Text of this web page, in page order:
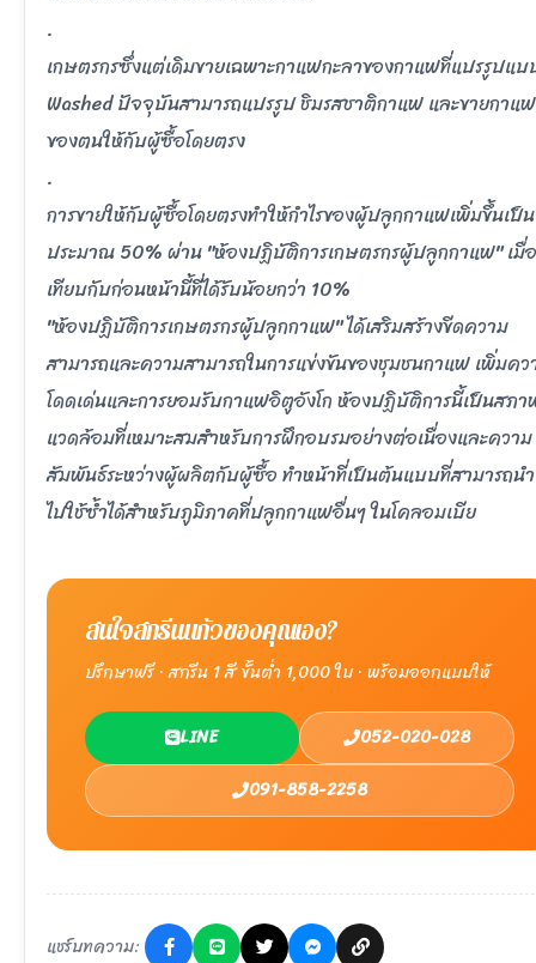
.
เกษตรกรซึ่งแต่เดิมขายเฉพาะกาแฟกะลาของกาแฟที่แปรรูปแ
Washed ปัจจุบันสามารถแปรรูป ชิมรสชาติกาแฟ และขายกาแฟ
ของตนให้กับผู้ซื้อโดยตรง
.
การขายให้กับผู้ซื้อโดยตรงทำให้กำไรของผู้ปลูกกาแฟเพิ่มขึ้นเป็น
ประมาณ 50% ผ่าน "ห้องปฏิบัติการเกษตรกรผู้ปลูกกาแฟ" เมื่อ
เทียบกับก่อนหน้านี้ที่ได้รับน้อยกว่า 10%
"ห้องปฏิบัติการเกษตรกรผู้ปลูกกาแฟ" ได้เสริมสร้างขีดความ
สามารถและความสามารถในการแข่งขันของชุมชนกาแฟ เพิ่มค
โดดเด่นและการยอมรับกาแฟอิตูอังโก ห้องปฏิบัติการนี้เป็นสภ
แวดล้อมที่เหมาะสมสำหรับการฝึกอบรมอย่างต่อเนื่องและความ
สัมพันธ์ระหว่างผู้ผลิตกับผู้ซื้อ ทำหน้าที่เป็นต้นแบบที่สามารถนำ
ไปใช้ซ้ำได้สำหรับภูมิภาคที่ปลูกกาแฟอื่นๆ ในโคลอมเบีย
สนใจสกรีนแก้วของคุณเอง?
ปรึกษาฟรี · สกรีน 1 สี ขั้นต่ำ 1,000 ใบ · พร้อมออกแบบให้
LINE
052-020-028
091-858-2258
แชร์บทความ: